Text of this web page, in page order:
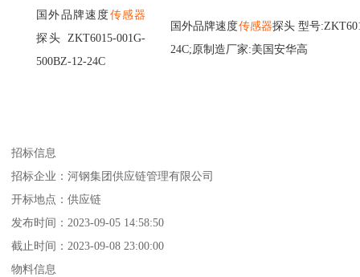
国外品牌速度传感器
探头
ZKT6015-001G-
500BZ-12-24C
国外品牌速度传感器探头 型号
24C;原制造厂家:美国安华高
招标信息
招标企业：河钢集团供应链管理有限公司
开标地点：供应链
发布时间：2023-09-05 14:58:50
截止时间：2023-09-08 23:00:00
物料信息